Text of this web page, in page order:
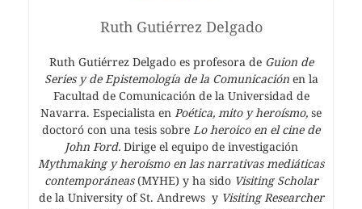
Ruth Gutiérrez Delgado
Ruth Gutiérrez Delgado es profesora de Guion de
Series y de Epistemología de la Comunicación en la
Facultad de Comunicación de la Universidad de
Navarra. Especialista en Poética, mito y heroísmo, se
doctoró con una tesis sobre Lo heroico en el cine de
John Ford. Dirige el equipo de investigación
Mythmaking y heroísmo en las narrativas mediáticas
contemporáneas(MYHE) y ha sido Visiting Scholar
de la University of St. Andrews y Visiting Researcher